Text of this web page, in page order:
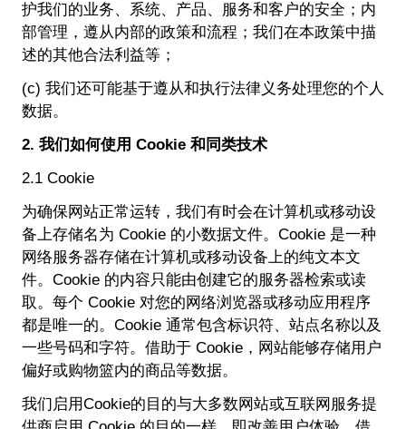
护我们的业务、系统、产品、服务和客户的安全；内
部管理，遵从内部的政策和流程；我们在本政策中描
述的其他合法利益等；
(c) 我们还可能基于遵从和执行法律义务处理您的个人
数据。
2. 我们如何使用 Cookie 和同类技术
2.1 Cookie
为确保网站正常运转，我们有时会在计算机或移动设
备上存储名为 Cookie 的小数据文件。Cookie 是一种
网络服务器存储在计算机或移动设备上的纯文本文
件。Cookie 的内容只能由创建它的服务器检索或读
取。每个 Cookie 对您的网络浏览器或移动应用程序
都是唯一的。Cookie 通常包含标识符、站点名称以及
一些号码和字符。借助于 Cookie，网站能够存储用户
偏好或购物篮内的商品等数据。
我们启用Cookie的目的与大多数网站或互联网服务提